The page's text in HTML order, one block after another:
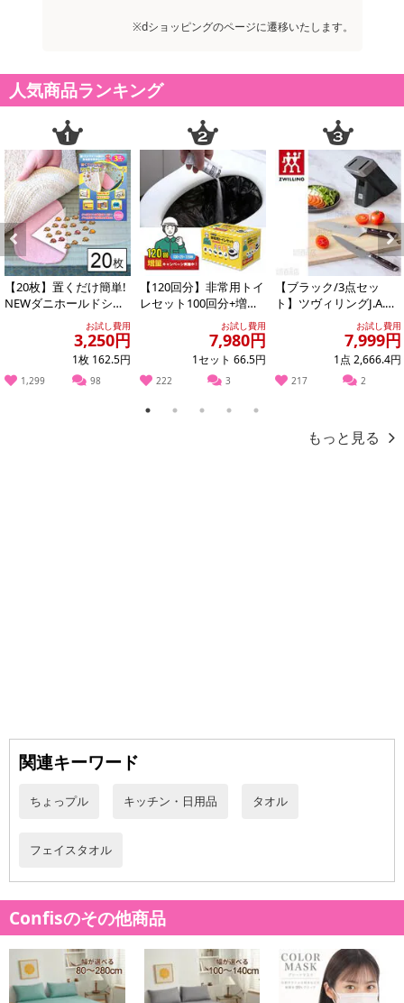
※dショッピングのページに遷移いたします。
人気商品ランキング
Previous
【20枚】置くだけ簡単!
NEWダニホールドシー
お試し費用
3,250円
1枚 162.5円
1,299 98
【120回分】非常用トイ
レセット100回分+増量2
お試し費用
7,980円
1セット 66.5円
222 3
【ブラック/3点セッ
ト】ツヴィリングJ.A.ヘ
ンケルス/ツヴィリング
お試し費用
7,999円
1点 2,666.4円
217 2
Next
1 2 3 4 5
もっと見る
関連キーワード
ちょっプル キッチン・日用品 タオル
フェイスタオル
Confisのその他商品